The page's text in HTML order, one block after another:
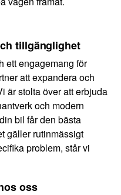
tillgänglighet
ett engagemang för
att expandera och
är stolta över att erbjuda
och modern
bil får den bästa
gäller rutinmässigt
problem, står vi
oss